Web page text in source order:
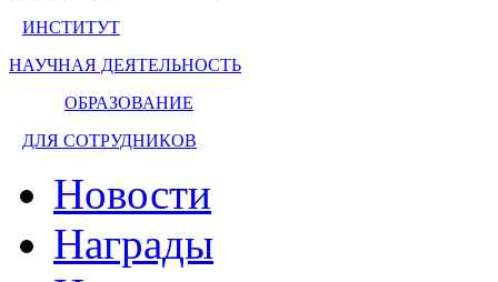
ИНСТИТУТ
НАУЧНАЯ ДЕЯТЕЛЬНОСТЬ
ОБРАЗОВАНИЕ
ДЛЯ СОТРУДНИКОВ
Новости
Награды